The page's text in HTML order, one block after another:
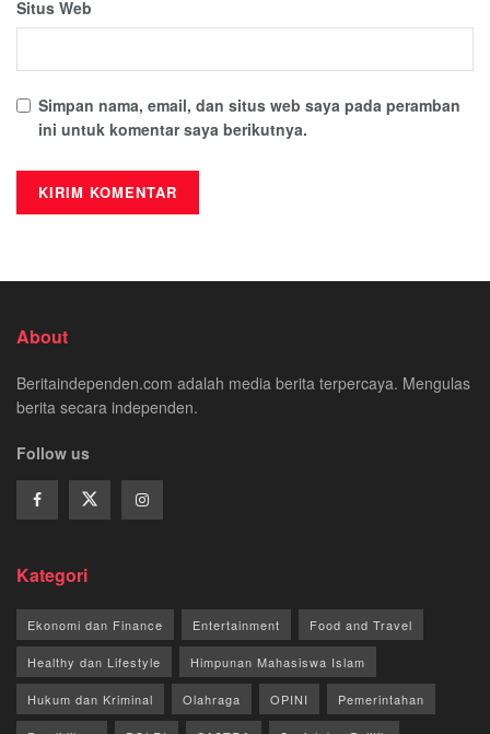
Situs Web
Simpan nama, email, dan situs web saya pada peramban
ini untuk komentar saya berikutnya.
About
Beritaindependen.com adalah media berita terpercaya. Mengulas
berita secara independen.
Follow us
Kategori
Ekonomi dan Finance Entertainment Food and Travel
Healthy dan Lifestyle Himpunan Mahasiswa Islam
Hukum dan Kriminal Olahraga OPINI Pemerintahan